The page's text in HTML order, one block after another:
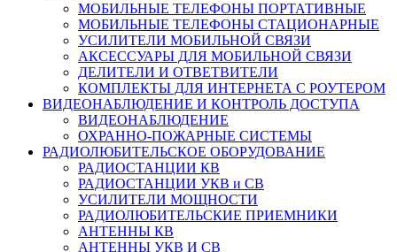
МОБИЛЬНЫЕ ТЕЛЕФОНЫ ПОРТАТИВНЫЕ
МОБИЛЬНЫЕ ТЕЛЕФОНЫ СТАЦИОНАРНЫЕ
УСИЛИТЕЛИ МОБИЛЬНОЙ СВЯЗИ
АКСЕССУАРЫ ДЛЯ МОБИЛЬНОЙ СВЯЗИ
ДЕЛИТЕЛИ И ОТВЕТВИТЕЛИ
КОМПЛЕКТЫ ДЛЯ ИНТЕРНЕТА С РОУТЕРОМ
ВИДЕОНАБЛЮДЕНИЕ И КОНТРОЛЬ ДОСТУПА
ВИДЕОНАБЛЮДЕНИЕ
ОХРАННО-ПОЖАРНЫЕ СИСТЕМЫ
РАДИОЛЮБИТЕЛЬСКОЕ ОБОРУДОВАНИЕ
РАДИОСТАНЦИИ КВ
РАДИОСТАНЦИИ УКВ и СВ
УСИЛИТЕЛИ МОЩНОСТИ
РАДИОЛЮБИТЕЛЬСКИЕ ПРИЕМНИКИ
АНТЕННЫ КВ
АНТЕННЫ УКВ И СВ